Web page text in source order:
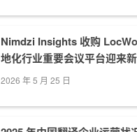
Nimdzi Insights 收购
地化行业重要会议平台迎来
2026 年 5 月 25 日